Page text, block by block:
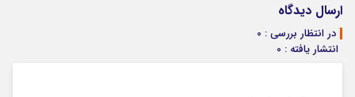
ارسال دیدگاه
در انتظار بررسی : 0
انتشار یافته : 0